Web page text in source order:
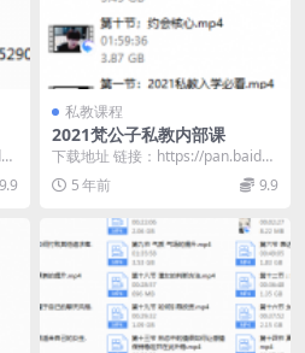
9.9
私教课程
2021梵公子私教内部课
下载地址 链接：https://pan.baidu.
com/s/1nnkGN_H...
5 年前 9.9